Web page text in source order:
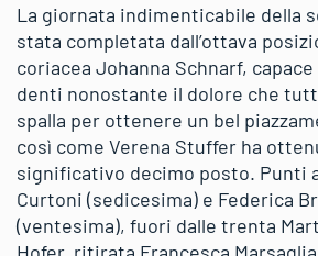
La giornata indimenticabile della
stata completata dall’ottava
coriacea Johanna Schnarf,
denti nonostante il dolore che
spalla per ottenere un bel
così come Verena Stuffer ha
significativo decimo posto. Punti
Curtoni (sedicesima) e Federica
(ventesima), fuori dalle trenta